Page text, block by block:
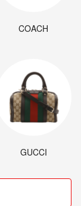
COACH
GUCCI